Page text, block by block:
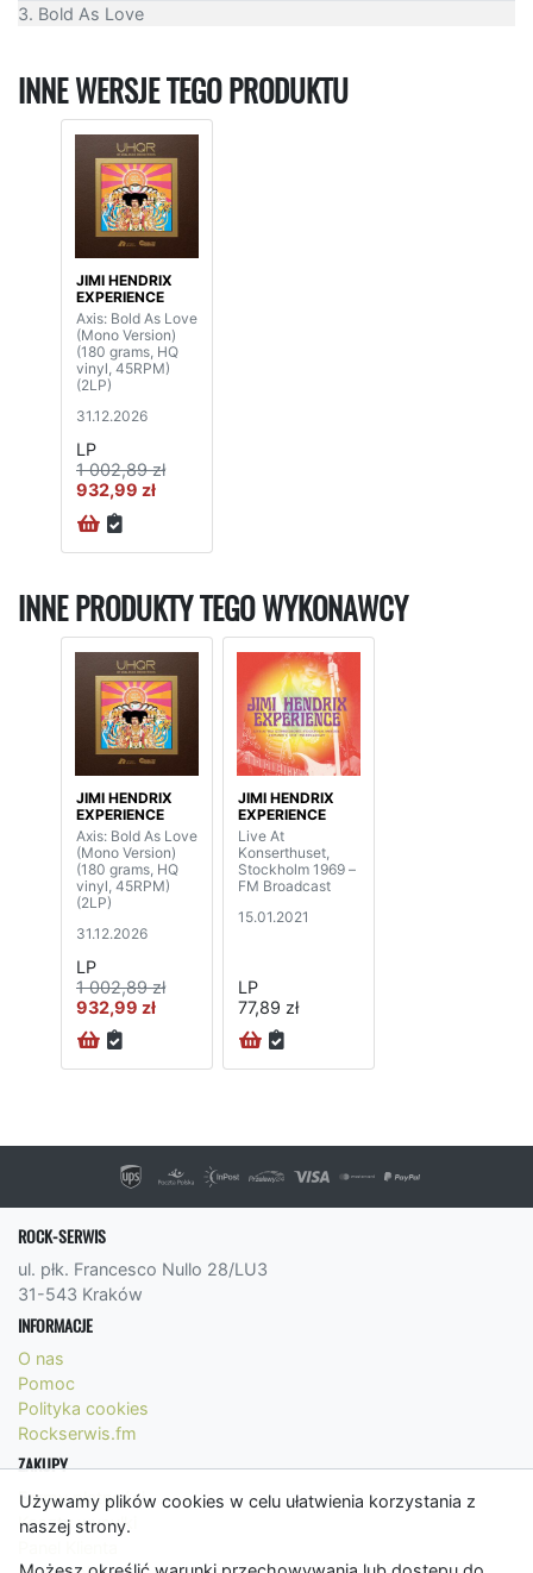
Używamy plików cookies w celu ułatwienia korzystania z
naszej strony.
3. Bold As Love
INNE WERSJE TEGO PRODUKTU
JIMI HENDRIX
EXPERIENCE
Axis: Bold As Love
(Mono Version)
(180 grams, HQ
vinyl, 45RPM)
(2LP)
31.12.2026
LP
1 002,89 zł
932,99 zł
INNE PRODUKTY TEGO WYKONAWCY
JIMI HENDRIX
EXPERIENCE
Axis: Bold As Love
(Mono Version)
(180 grams, HQ
vinyl, 45RPM)
(2LP)
31.12.2026
LP
1 002,89 zł
932,99 zł
JIMI HENDRIX
EXPERIENCE
Live At
Konserthuset,
Stockholm 1969 –
FM Broadcast
15.01.2021
LP
77,89 zł
ROCK-SERWIS
ul. płk. Francesco Nullo 28/LU3
31-543 Kraków
INFORMACJE
O nas
Pomoc
Polityka cookies
Rockserwis.fm
ZAKUPY
Formy płatności
Koszty wysyłki